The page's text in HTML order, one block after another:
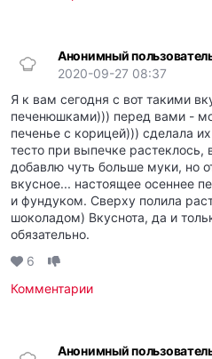
Анонимный
2020-09-27 08:37
Я к вам сегодня с вот такими
печенюшками))) перед вами -
печенье с корицей))) сделала
тесто при выпечке
добавлю чуть больше муки, но
вкусное... настоящее осеннее
и фундуком. Сверху полила
шоколадом) Вкуснота, да и
обязательно.
6
Комментарии
Анонимный